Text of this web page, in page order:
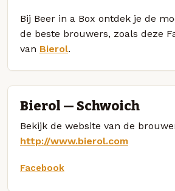
Bij Beer in a Box ontdek je de
de beste brouwers, zoals deze
van Bierol.
Bierol — Schwoich
Bekijk de website van de
http://www.bierol.com
Facebook